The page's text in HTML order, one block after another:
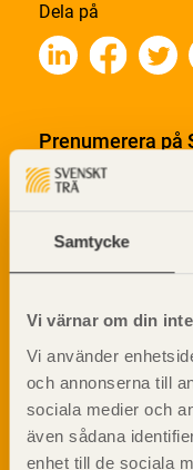
Samtycke
Vi värnar om din
Vi använder
och annonserna till
sociala medier och
även sådana
enhet till de sociala
Dela på
Prenumerera på